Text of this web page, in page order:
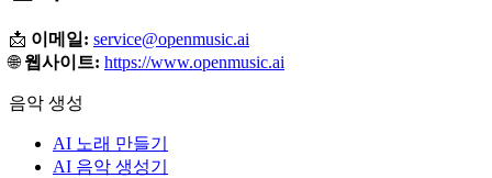
📩 이메일: service@openmusic.ai
🌐웹사이트: https://www.openmusic.ai
음악 생성
AI 노래 만들기
AI 음악 생성기